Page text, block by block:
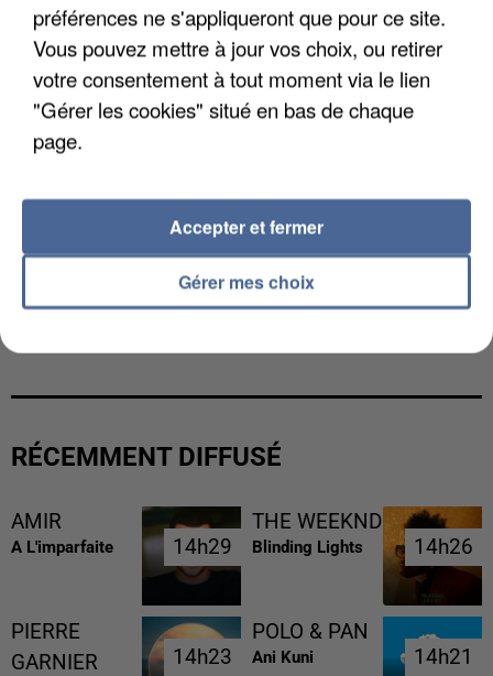
UNE TOURISTE DE L’OISE EMPORTÉE PAR UNE
RÉCEMMENT DIFFUSÉ
AMIR
A L'imparfaite 14h29
14h29
THE WEEKND
Blinding Lights 14h26
14h26
PIERRE
GARNIER
14h23
14h23
POLO & PAN
Ani Kuni 14h21
14h21
préférences ne s'appliqueront que pour ce site.
Vous pouvez mettre à jour vos choix, ou retirer
votre consentement à tout moment via le lien
"Gérer les cookies" situé en bas de chaque
page.
Gérer mes choix
Accepter et fermer